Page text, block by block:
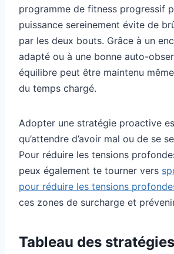
programme de fitness progressif
puissance sereinement évite de
par les deux bouts. Grâce à un
adapté ou à une bonne auto-
équilibre peut être maintenu
du temps chargé.
Adopter une stratégie proactive
qu’attendre d’avoir mal ou de se
Pour réduire les tensions
peux également te tourner vers
pour réduire les tensions
ces zones de surcharge et
Tableau des